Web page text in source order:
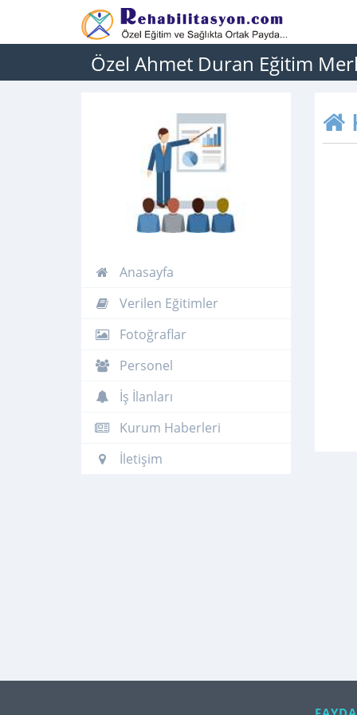
Özel Ahmet Duran Eğitim
Anasayfa
Verilen Eğitimler
Fotoğraflar
Personel
İş İlanları
Kurum Haberleri
İletişim